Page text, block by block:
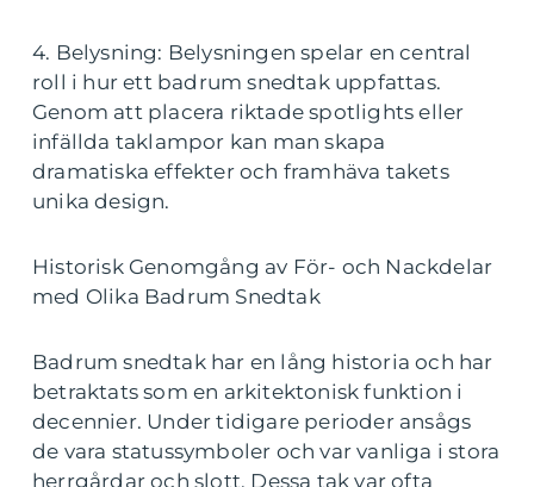
4. Belysning: Belysningen spelar en central
roll i hur ett badrum snedtak uppfattas.
Genom att placera riktade spotlights eller
infällda taklampor kan man skapa
dramatiska effekter och framhäva takets
unika design.
Historisk Genomgång av För- och Nackdelar
med Olika Badrum Snedtak
Badrum snedtak har en lång historia och har
betraktats som en arkitektonisk funktion i
decennier. Under tidigare perioder ansågs
de vara statussymboler och var vanliga i stora
herrgårdar och slott. Dessa tak var ofta